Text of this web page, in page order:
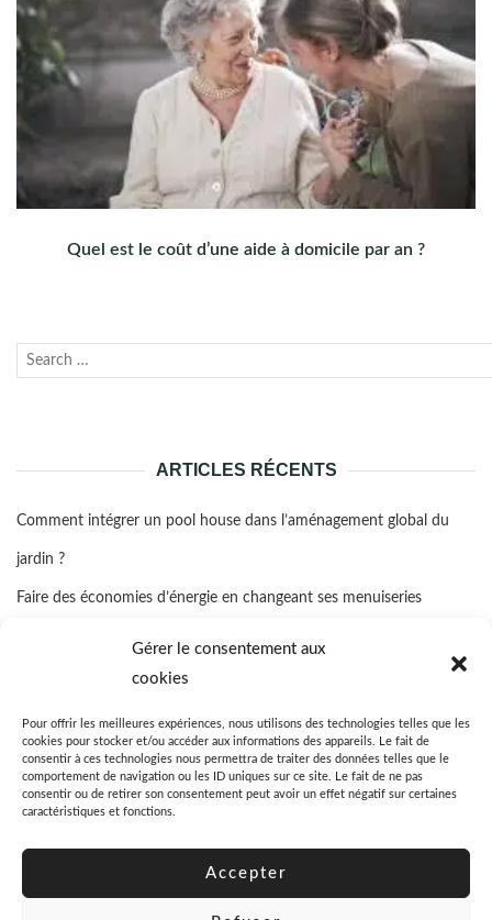
Gérer le consentement aux
cookies
Pour offrir les meilleures expériences, nous utilisons des technologies telles que les
cookies pour stocker et/ou accéder aux informations des appareils. Le fait de
consentir à ces technologies nous permettra de traiter des données telles que le
comportement de navigation ou les ID uniques sur ce site. Le fait de ne pas
consentir ou de retirer son consentement peut avoir un effet négatif sur certaines
caractéristiques et fonctions.
Accepter
Quel est le coût d’une aide à domicile par an ?
Recherche
ARTICLES RÉCENTS
Comment intégrer un pool house dans l’aménagement global du
jardin ?
Faire des économies d’énergie en changeant ses menuiseries
Comment favoriser la cicatrisation rapide d’un coussinet blessé d’un
Quel est le prix moyen d’un garde-meuble ?